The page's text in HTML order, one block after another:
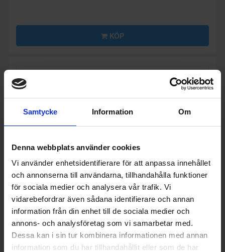
Samtycke Information Om
Denna webbplats använder cookies
Vi använder enhetsidentifierare för att anpassa innehållet
och annonserna till användarna, tillhandahålla funktioner
för sociala medier och analysera vår trafik. Vi
vidarebefordrar även sådana identifierare och annan
information från din enhet till de sociala medier och
annons- och analysföretag som vi samarbetar med.
Dessa kan i sin tur kombinera informationen med annan
information som du har tillhandahållit eller som de har
KÖP
Köksfläkt
SamsungNK36M1030IS - Outlet